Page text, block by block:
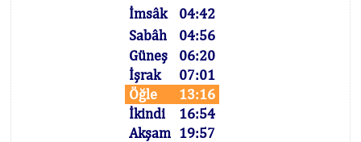
İmsâk
04:42
Sabâh
04:56
Güneş
06:20
İşrak
07:01
Öğle
13:16
İkindi
16:54
Akşam 19:57